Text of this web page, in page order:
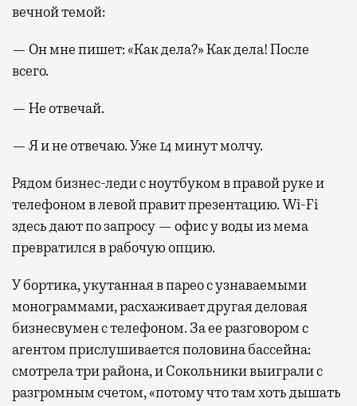
вечной темой:
— Он мне пишет: «Как дела?» Как дела! После
всего.
— Не отвечай.
— Я и не отвечаю. Уже 14 минут молчу.
Рядом бизнес-леди с ноутбуком в правой руке и
телефоном в левой правит презентацию. Wi-Fi
здесь дают по запросу — офис у воды из мема
превратился в рабочую опцию.
У бортика, укутанная в парео с узнаваемыми
монограммами, расхаживает другая деловая
бизнесвумен с телефоном. За ее разговором с
агентом прислушивается половина бассейна:
смотрела три района, и Сокольники выиграли с
разгромным счетом, «потому что там хоть дышать